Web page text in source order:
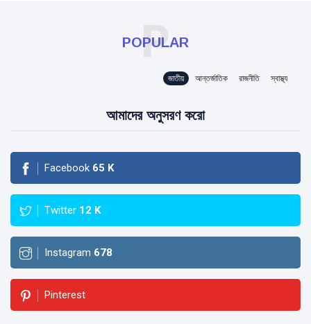
POPULAR
P
জাতীয় আন্তর্জাতিক রাজনীতি স্বাস্থ্য
আমাদের অনুসরণ করো
Facebook 65 K
Twitter 12 K
Instagram 678
Pinterest